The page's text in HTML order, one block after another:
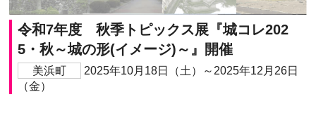
令和7年度 秋季トピックス展『城コレ202
5・秋～城の形(イメージ)～』開催
美浜町
2025年10月18日（土）～2025年12月26日
（金）